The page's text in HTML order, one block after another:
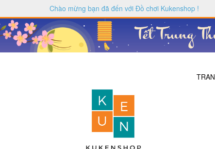
Chào mừng bạn đã đến với Đồ chơi Kukenshop !